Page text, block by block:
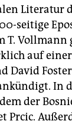
Literatur
seitige
T. Vollmann
auf
David
In
der
Prcic.